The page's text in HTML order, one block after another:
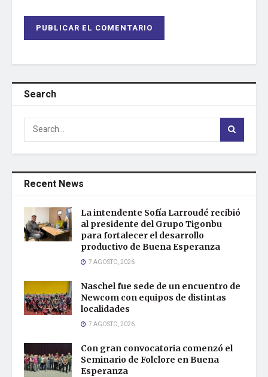
Search
Recent News
La intendente Sofía Larroudé recibió
al presidente del Grupo Tigonbu
para fortalecer el desarrollo
productivo de Buena Esperanza
7 AGOSTO, 2026
Naschel fue sede de un encuentro de
Newcom con equipos de distintas
localidades
7 AGOSTO, 2026
Con gran convocatoria comenzó el
Seminario de Folclore en Buena
Esperanza